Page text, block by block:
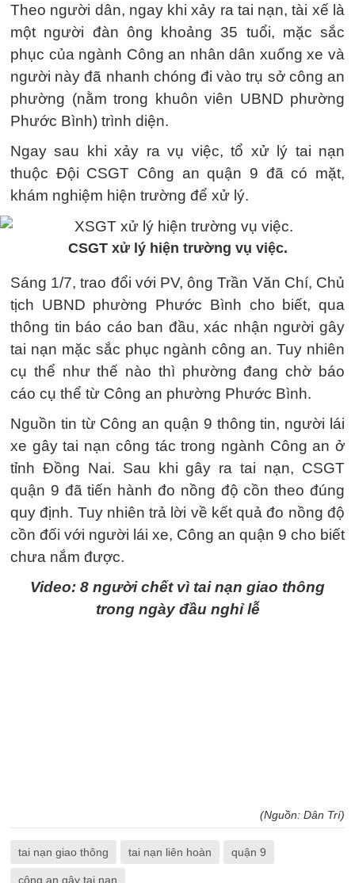
Theo người dân, ngay khi xảy ra tai nạn, tài xế là
một người đàn ông khoảng 35 tuổi, mặc sắc
phục của ngành Công an nhân dân xuống xe và
người này đã nhanh chóng đi vào trụ sở công an
phường (nằm trong khuôn viên UBND phường
Phước Bình) trình diện.
Ngay sau khi xảy ra vụ việc, tổ xử lý tai nạn
thuộc Đội CSGT Công an quận 9 đã có mặt,
khám nghiệm hiện trường để xử lý.
CSGT xử lý hiện trường vụ việc.
Sáng 1/7, trao đổi với PV, ông Trần Văn Chí, Chủ
tịch UBND phường Phước Bình cho biết, qua
thông tin báo cáo ban đầu, xác nhận người gây
tai nạn mặc sắc phục ngành công an. Tuy nhiên
cụ thể như thế nào thì phường đang chờ báo
cáo cụ thể từ Công an phường Phước Bình.
Nguồn tin từ Công an quận 9 thông tin, người lái
xe gây tai nạn công tác trong ngành Công an ở
tỉnh Đồng Nai. Sau khi gây ra tai nạn, CSGT
quận 9 đã tiến hành đo nồng độ cồn theo đúng
quy định. Tuy nhiên trả lời về kết quả đo nồng độ
cồn đối với người lái xe, Công an quận 9 cho biết
chưa nắm được.
Video: 8 người chết vì tai nạn giao thông
trong ngày đầu nghỉ lễ
(Nguồn: Dân Trí)
tai nạn giao thông tai nạn liên hoàn quận 9
công an gây tai nạn